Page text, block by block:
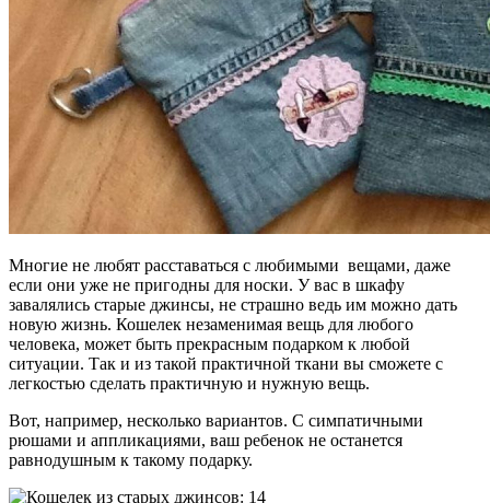
Многие не любят расставаться с любимыми вещами, даже
если они уже не пригодны для носки. У вас в шкафу
завалялись старые джинсы, не страшно ведь им можно дать
новую жизнь. Кошелек незаменимая вещь для любого
человека, может быть прекрасным подарком к любой
ситуации. Так и из такой практичной ткани вы сможете с
легкостью сделать практичную и нужную вещь.
Вот, например, несколько вариантов. С симпатичными
рюшами и аппликациями, ваш ребенок не останется
равнодушным к такому подарку.